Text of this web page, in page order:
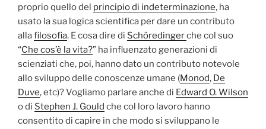
proprio quello del principio di indeterminazione, ha
usato la sua logica scientifica per dare un contributo
allafilosofia. E cosa dire di Schöredingerche col suo
“Che cos’è la vita?” ha influenzato generazioni di
scienziati che, poi, hanno dato un contributo notevole
allo sviluppo delle conoscenze umane (Monod, De
Duve, etc)? Vogliamo parlare anche di Edward O. Wilson
o di Stephen J. Gould che col loro lavoro hanno
consentito di capire in che modo si sviluppano le